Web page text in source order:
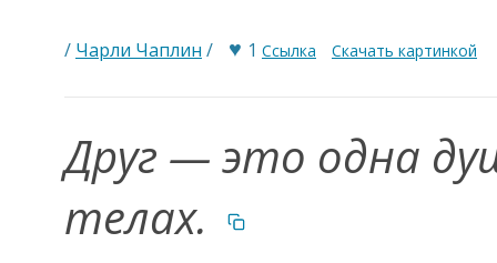
/ Чарли Чаплин / ♥ 1 Ссылка Скачать картинкой
Друг — это одна
телах.